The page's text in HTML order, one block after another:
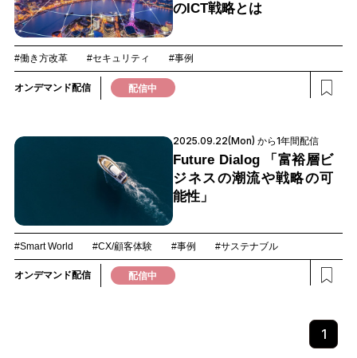
のICT戦略とは
#働き方改革 #セキュリティ #事例
オンデマンド配信 配信中
2025.09.22(Mon) から1年間配信
Future Dialog 「富裕層ビ
ジネスの潮流や戦略の可
能性」
#Smart World #CX/顧客体験 #事例 #サステナブル
オンデマンド配信 配信中
1